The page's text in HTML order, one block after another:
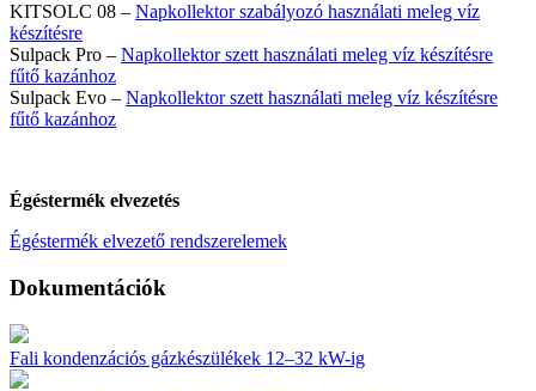
KITSOLC 08 – Napkollektor szabályozó használati meleg víz
készítésre
Sulpack Pro – Napkollektor szett használati meleg víz készítésre
fűtő kazánhoz
Sulpack Evo – Napkollektor szett használati meleg víz készítésre
fűtő kazánhoz
Égéstermék elvezetés
Égéstermék elvezető rendszerelemek
Dokumentációk
Fali kondenzációs gázkészülékek 12–32 kW-ig